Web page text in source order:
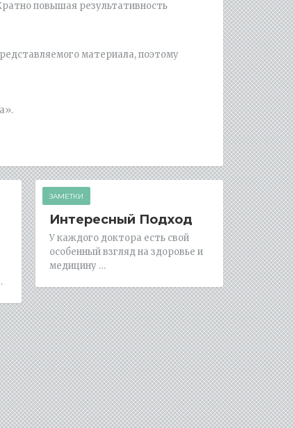
повышая результативность
материала, поэтому
ЗАМЕТКИ
Интересный Подход
У каждого доктора есть свой
особенный взгляд на здоровье и
медицину …